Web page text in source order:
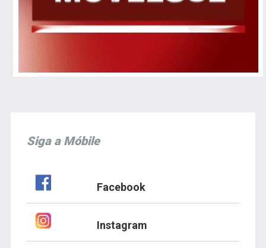
Siga a Móbile
Facebook
Instagram